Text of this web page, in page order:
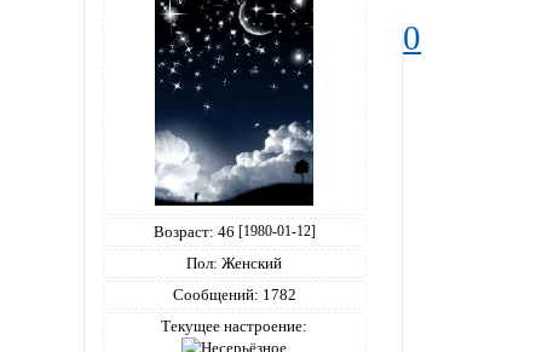
Возраст: 46 [1980-01-12]
Пол: Женский
Сообщений: 1782
Текущее настроение:
0